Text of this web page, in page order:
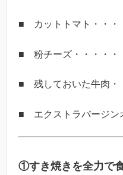
■ カットトマト・・・
■ 粉チーズ・・・・・
■ 残しておいた牛肉・
■ エクストラバージン
①すき焼きを全力で